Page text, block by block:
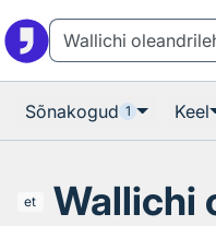
Sõnakogud 1 Keel
et Wallichi